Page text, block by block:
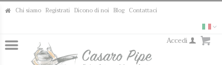
Chi siamo Registrati Dicono di noi Blog Contattaci
Accedi